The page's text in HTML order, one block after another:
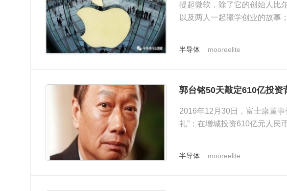
提起微软，除了它的创始人比
以及两人一起辍学创业的故事
半导体 mooreelite
郭台铭50天敲定610亿投资
2016年12月30日，富士康董
礼”：在增城投资610亿元人民
半导体 mooreelite